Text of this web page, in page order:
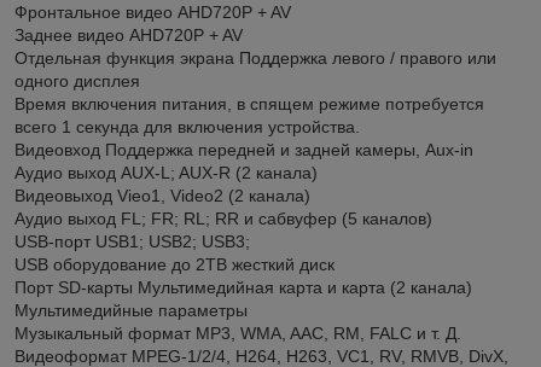
Фронтальное видео AHD720P + AV
Заднее видео AHD720P + AV
Отдельная функция экрана Поддержка левого / правого или
одного дисплея
Время включения питания, в спящем режиме потребуется
всего 1 секунда для включения устройства.
Видеовход Поддержка передней и задней камеры, Aux-in
Аудио выход AUX-L; AUX-R (2 канала)
Видеовыход Vieo1, Video2 (2 канала)
Аудио выход FL; FR; RL; RR и сабвуфер (5 каналов)
USB-порт USB1; USB2; USB3;
USB оборудование до 2TB жесткий диск
Порт SD-карты Мультимедийная карта и карта (2 канала)
Мультимедийные параметры
Музыкальный формат MP3, WMA, AAC, RM, FALC и т. Д.
Видеоформат MPEG-1/2/4, H264, H263, VC1, RV, RMVB, DivX,